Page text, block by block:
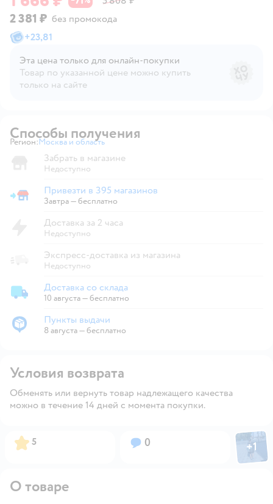
2 381 ₽ без промокода
+23,81
Эта цена только для онлайн‑покупки
Товар по указанной цене можно купить
только на сайте
Способы получения
Регион: Выбор адреса доставки.
Москва и область
Забрать в магазине
Недоступно
Привезти в магазин
Привезти в 395 магазинов
Завтра—бесплатно
Доставка за 2 часа
Недоступно
Экспресс-доставка из магазина
Недоступно
Доставка со склада
Доставка со склада
10 августа—бесплатно
Пункты выдачи
Пункты выдачи
8 августа—бесплатно
Условия возврата
Обменять или вернуть товар надлежащего качества
можно в течение 14 дней с момента покупки.
Рейтинг:
5 Вопросов:
0 Фото
+1
О товаре